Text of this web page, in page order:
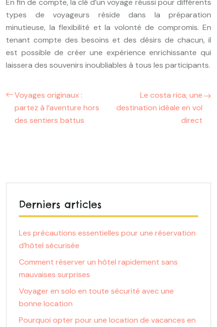
En fin de compte, la clé d’un voyage réussi pour différents
types de voyageurs réside dans la préparation
minutieuse, la flexibilité et la volonté de compromis. En
tenant compte des besoins et des désirs de chacun, il
est possible de créer une expérience enrichissante qui
laissera des souvenirs inoubliables à tous les participants.
Voyages originaux :
partez à l’aventure hors
des sentiers battus
Le costa rica, une
destination idéale en vol
direct
Derniers articles
Les précautions essentielles pour une réservation
d’hôtel sécurisée
Comment réserver un hôtel rapidement sans
mauvaises surprises
Voyager en solo en toute sécurité avec une
bonne location
Pourquoi opter pour une location de vacances en